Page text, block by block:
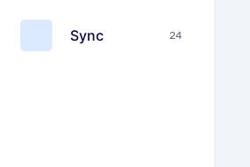
Sync 24